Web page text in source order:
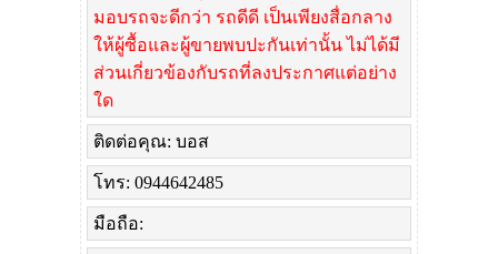
มอบรถจะดีกว่า รถดีดี เป็นเพียงสื่อกลาง
ให้ผู้ซื้อและผู้ขายพบปะกันเท่านั้น ไม่ได้มี
ส่วนเกี่ยวข้องกับรถที่ลงประกาศแต่อย่าง
ใด
ติดต่อคุณ: บอส
โทร: 0944642485
มือถือ: